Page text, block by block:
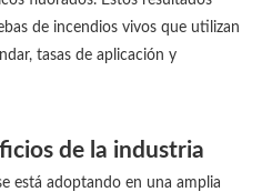
de incendios vivos que utilizan
tasas de aplicación y
de la industria
está adoptando en una amplia